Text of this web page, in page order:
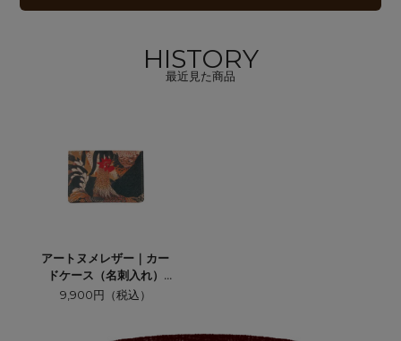
HISTORY
最近見た商品
アートヌメレザー｜カー
ドケース（名刺入れ）
【群鶏 伊藤若冲】
9,900円（税込）